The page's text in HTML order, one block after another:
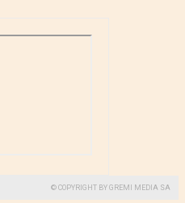
© COPYRIGHT BY GREMI MEDIA SA